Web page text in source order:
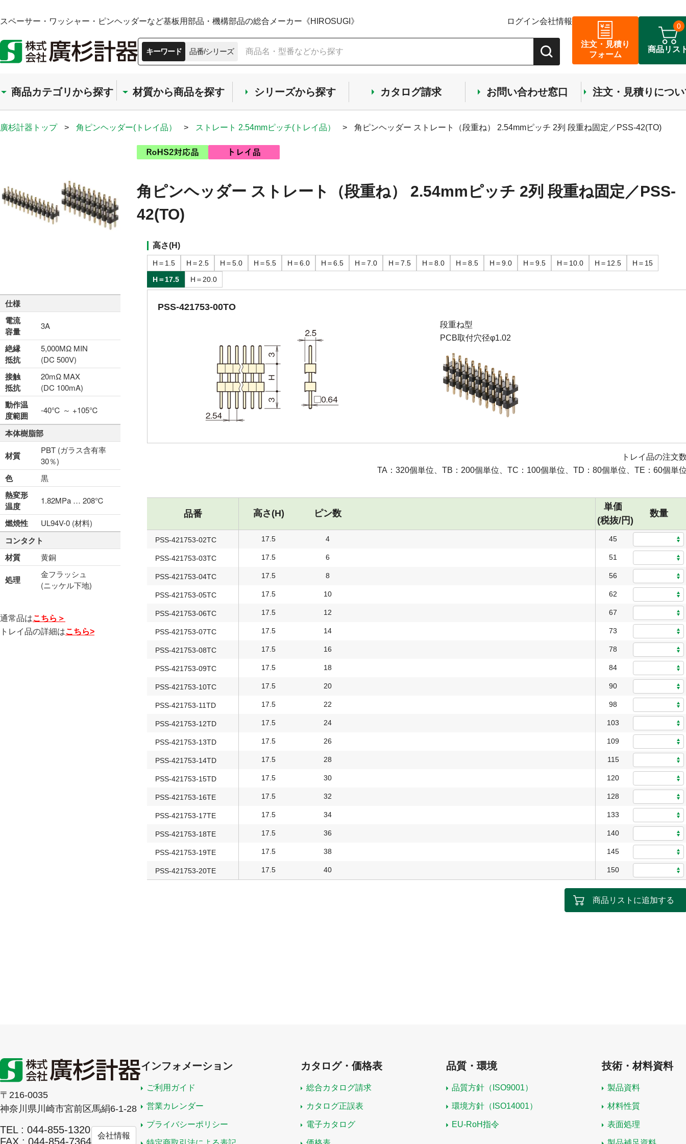
スペーサー・ワッシャー・ピンヘッダーなど基板用部品・機構部品の総合メーカー《HIROSUGI》 ログイン会社情報
キーワード 品番/シリーズ
注文・見積り
フォーム
商品リス
0
商品カテゴリから探す 材質から商品を探す シリーズから探す カタログ請求 お問い合わせ窓口 注文・見積りにつ
廣杉計器トップ > 角ピンヘッダー(トレイ品） > ストレート 2.54mmピッチ(トレイ品） > 角ピンヘッダー ストレート（段重ね） 2.54mmピッチ 2列 段重ね固定／PSS-42(TO)
仕様
電流
容量
3A
絶縁
抵抗
5,000MΩ MIN
(DC 500V)
接触
抵抗
20mΩ MAX
(DC 100mA)
動作温
度範囲
-40℃ ～ +105℃
本体樹脂部
材質
PBT (ガラス含有率
30％)
色 黒
熱変形
温度
1.82MPa … 208℃
燃焼性 UL94V-0 (材料)
コンタクト
材質
黄銅
処理
金フラッシュ
(ニッケル下地)
通常品はこちら＞
トレイ品の詳細はこちら>
角ピンヘッダー ストレート（段重ね） 2.54mmピッチ 2列 段重ね固定／PSS-
42(TO)
高さ(H)
H＝1.5 H＝2.5 H＝5.0 H＝5.5 H＝6.0 H＝6.5 H＝7.0 H＝7.5 H＝8.0 H＝8.5 H＝9.0 H＝9.5 H＝10.0 H＝12.5
H＝15
H＝17.5
H＝20.0
PSS-421753-00TO
段重ね型
PCB取付穴径φ1.02
トレイ品の注文
TA：320個単位、TB：200個単位、TC：100個単位、TD：80個単位、TE：60個単
品番 高さ(H) ピン数
単価
(税抜/円)
数量
PSS-421753-02TC 17.5 4 45
PSS-421753-03TC 17.5 6 51
PSS-421753-04TC 17.5 8 56
PSS-421753-05TC 17.5 10 62
PSS-421753-06TC 17.5 12 67
PSS-421753-07TC 17.5 14 73
PSS-421753-08TC 17.5 16 78
PSS-421753-09TC 17.5 18 84
PSS-421753-10TC 17.5 20 90
PSS-421753-11TD 17.5 22 98
PSS-421753-12TD 17.5 24 103
PSS-421753-13TD 17.5 26 109
PSS-421753-14TD 17.5 28 115
PSS-421753-15TD 17.5 30 120
PSS-421753-16TE 17.5 32 128
PSS-421753-17TE 17.5 34 133
PSS-421753-18TE 17.5 36 140
PSS-421753-19TE 17.5 38 145
PSS-421753-20TE 17.5 40 150
商品リストに追加する
〒216-0035
神奈川県川崎市宮前区馬絹6-1-28
TEL : 044-855-1320
FAX : 044-854-7364
会社情報
インフォメーション
ご利用ガイド
営業カレンダー
プライバシーポリシー
カタログ・価格表
総合カタログ請求
カタログ正誤表
電子カタログ
品質・環境
品質方針（ISO9001）
環境方針（ISO14001）
EU-RoH指令
技術・材料資料
製品資料
材料性質
表面処理